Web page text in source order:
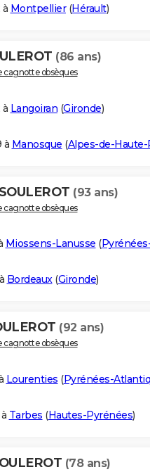
à Montpellier(Hérault)
(86 ans)
cagnotte obsèques
à Langoiran (Gironde)
à Manosque (Alpes-de-
(93 ans)
cagnotte obsèques
Miossens-Lanusse (
Bordeaux(Gironde)
(92 ans)
cagnotte obsèques
Lourenties (Pyrénées-
Tarbes (Hautes-Pyrénées)
(78 ans)